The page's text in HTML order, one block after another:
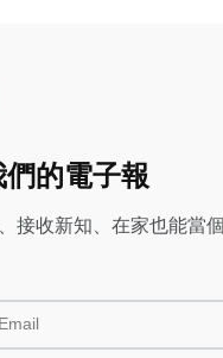
的電子報
接收新知、在家也能當個